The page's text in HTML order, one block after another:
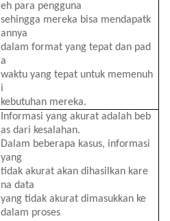
eh para pengguna
sehingga mereka bisa mendapatk
annya
dalam formatyangtepat dan pad
a
waktu yangtepat untuk memenuh
i
kebutuhan mereka.
Informasi yangakurat adalah beb
as dari kesalahan.
Dalam beberapa kasus, informasi
yang
tidak akurat akan dihasilkan kare
na data
yangtidak akurat dimasukkan ke
dalam proses